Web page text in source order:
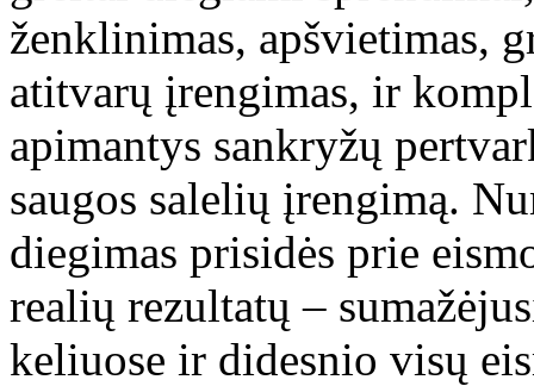
ženklinimas, apšvietimas,
atitvarų įrengimas, ir
apimantys sankryžų
saugos salelių įrengimą.
diegimas prisidės prie
realių rezultatų –
keliuose ir didesnio visų